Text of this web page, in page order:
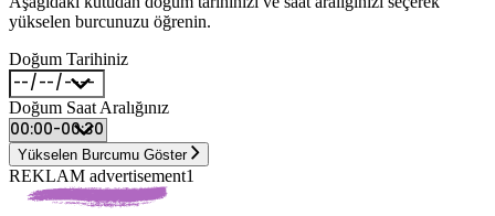
yükselen burcunuzu öğrenin.
Doğum Tarihiniz
Doğum Saat Aralığınız
Yükselen Burcumu Göster
REKLAM advertisement1